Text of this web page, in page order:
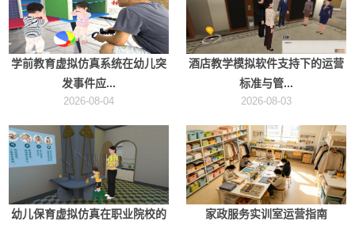
学前教育虚拟仿真系统在幼儿突
发事件应...
2026-08-04
酒店教学模拟软件支持下的运营
标准与管...
2026-08-03
幼儿保育虚拟仿真在职业院校的
家政服务实训室运营指南